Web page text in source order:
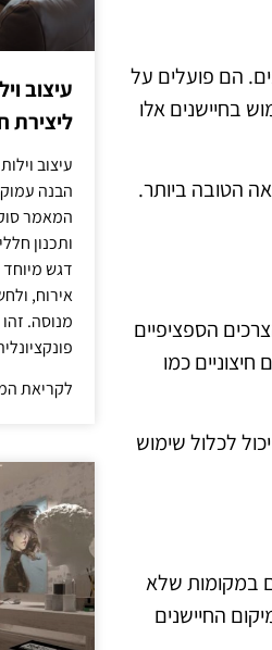
הם פועלים על
בחיישנים אלו
הטובה ביותר.
הספציפיים
כמו
לכלול שימוש
במקומות שלא
החיישנים
עיצוב
ליצירת
עיצוב
הבנה
המאמר
ותכנון
דגש מיוחד
אירוח,
מנוסה.
לקריאת